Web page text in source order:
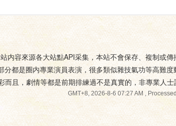
内容來源各大站點API采集，本站不會保存、複制或
都是圈内專業演員表演，很多類似雜技氣功等高難
而且，劇情等都是前期排練過不是真實的，非專業人
GMT+8, 2026-8-6 07:27 AM,